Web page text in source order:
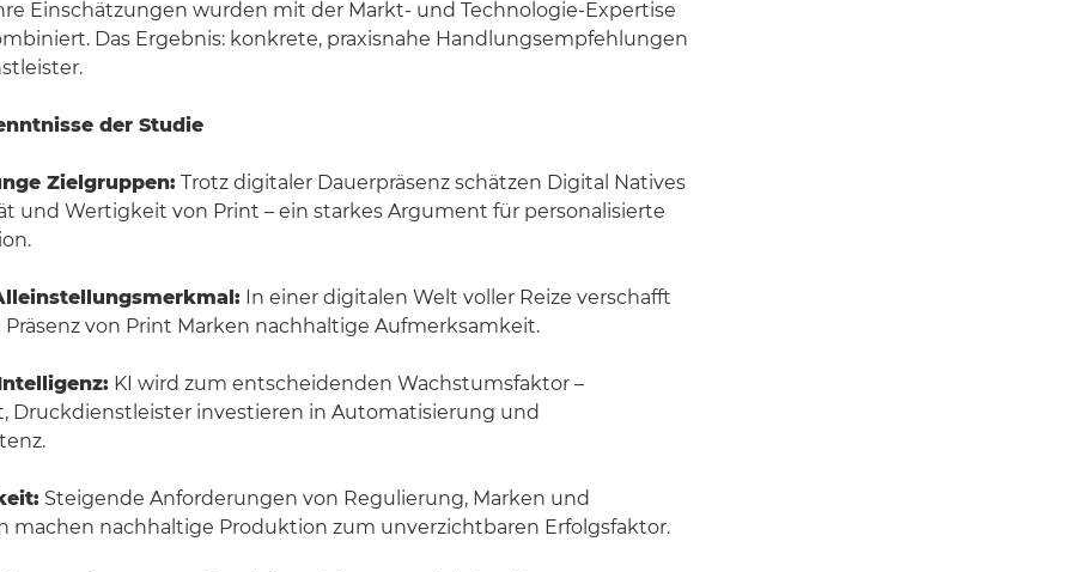
Einschätzungen wurden mit der Markt- und Technologie-Expertise
Das Ergebnis: konkrete, praxisnahe Handlungsempfehlungen
der Studie
Zielgruppen: Trotz digitaler Dauerpräsenz schätzen Digital Natives
und Wertigkeit von Print – ein starkes Argument für personalisierte
In einer digitalen Welt voller Reize verschafft
von Print Marken nachhaltige Aufmerksamkeit.
KI wird zum entscheidenden Wachstumsfaktor –
Druckdienstleister investieren in Automatisierung und
Steigende Anforderungen von Regulierung, Marken und
machen nachhaltige Produktion zum unverzichtbaren Erfolgsfaktor.